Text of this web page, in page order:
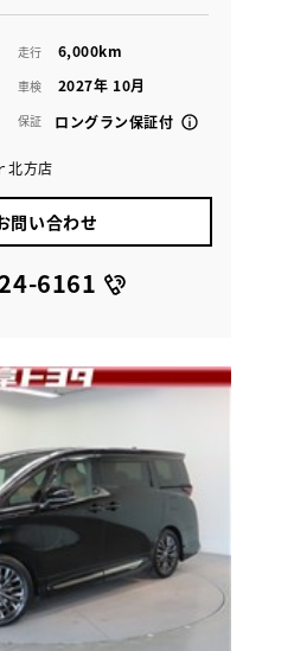
走行 6,000km
車検 2027年 10月
保証 ロングラン保証付
北方店
問い合わせ
6161